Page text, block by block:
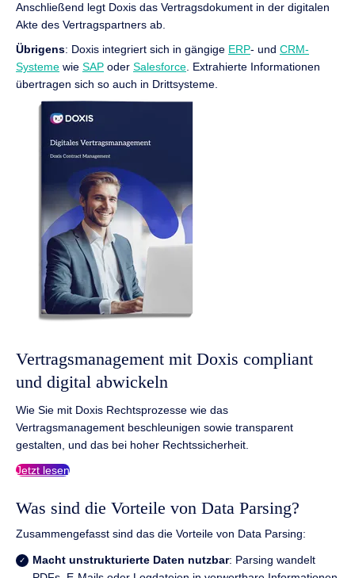
Anschließend legt Doxis das Vertragsdokument in der digitalen
Akte des Vertragspartners ab.
Übrigens: Doxis integriert sich in gängige ERP- und CRM-
Systeme wie SAP oder Salesforce . Extrahierte Informationen
übertragen sich so auch in Drittsysteme.
Vertragsmanagement mit Doxis compliant
und digital abwickeln
Wie Sie mit Doxis Rechtsprozesse wie das
Vertragsmanagement beschleunigen sowie transparent
gestalten, und das bei hoher Rechtssicherheit.
Jetzt lesen
Was sind die Vorteile von Data Parsing?
Zusammengefasst sind das die Vorteile von Data Parsing:
Macht unstrukturierte Daten nutzbar: Parsing wandelt